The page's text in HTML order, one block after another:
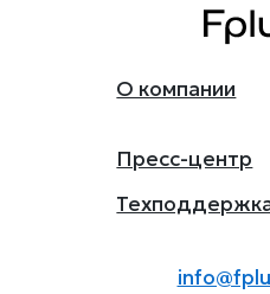
О компании
Пресс-центр